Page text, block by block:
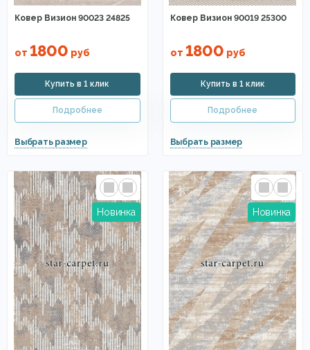
Ковер Визион 90023 24825
от 1800 руб
Ковер Визион 90019 25300
от 1800 руб